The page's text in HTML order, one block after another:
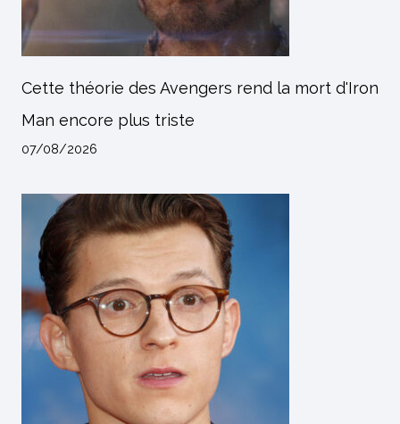
Cette théorie des Avengers rend la mort d'Iron
Man encore plus triste
07/08/2026